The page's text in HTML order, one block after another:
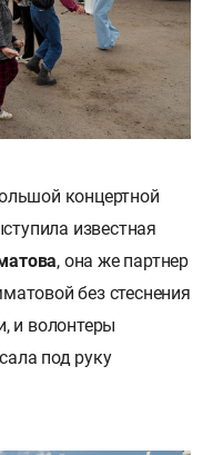
концертной
известная
, она же партнер
без стеснения
и волонтеры
под руку